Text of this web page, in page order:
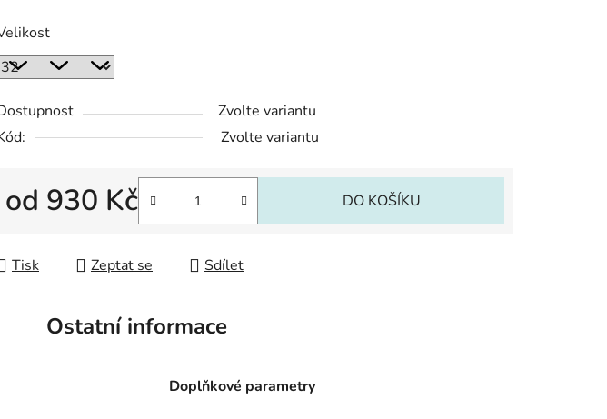
Zvolte variantu
Zvolte variantu
od 930 Kč DO KOŠÍKU
Tisk Zeptat se Sdílet
Ostatní informace
Doplňkové parametry